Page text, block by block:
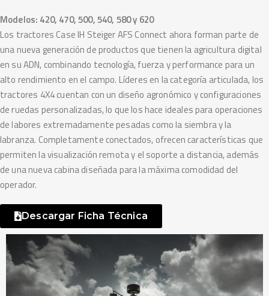
Modelos: 420, 470, 500, 540, 580 y 620
Los tractores Case IH Steiger AFS Connect ahora forman parte de
una nueva generación de productos que tienen la agricultura digital
en su ADN, combinando tecnología, fuerza y performance para un
alto rendimiento en el campo. Líderes en la categoría articulada, los
tractores 4X4 cuentan con un diseño agronómico y configuraciones
de ruedas personalizadas, lo que los hace ideales para operaciones
de labores extremadamente pesadas como la siembra y la
labranza. Completamente conectados, ofrecen características que
permiten la visualización remota y el soporte a distancia, además
de una nueva cabina diseñada para la máxima comodidad del
operador.
Descargar Ficha Técnica